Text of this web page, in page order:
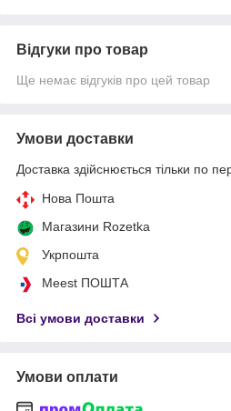
Відгуки про товар
Ще немає відгуків про цей товар
Умови доставки
Доставка здійснюється тільки по
Нова Пошта
Магазини Rozetka
Укрпошта
Meest ПОШТА
Всі умови доставки
Умови оплати